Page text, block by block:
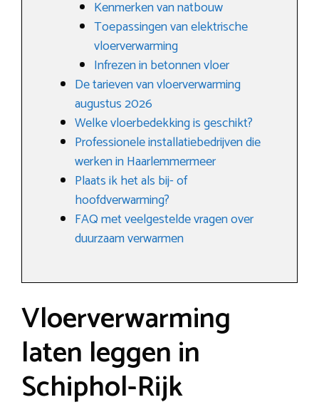
Kenmerken van natbouw
Toepassingen van elektrische
vloerverwarming
Infrezen in betonnen vloer
De tarieven van vloerverwarming
augustus 2026
Welke vloerbedekking is geschikt?
Professionele installatiebedrijven die
werken in Haarlemmermeer
Plaats ik het als bij- of
hoofdverwarming?
FAQ met veelgestelde vragen over
duurzaam verwarmen
Vloerverwarming
laten leggen in
Schiphol-Rijk